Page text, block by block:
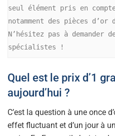
seul élément pris en
notamment des pièces d’or
N’hésitez pas à demander
spécialistes !
Quel est le prix d’1
aujourd’hui ?
C’est la question à une once
effet fluctuant et d’un jour à